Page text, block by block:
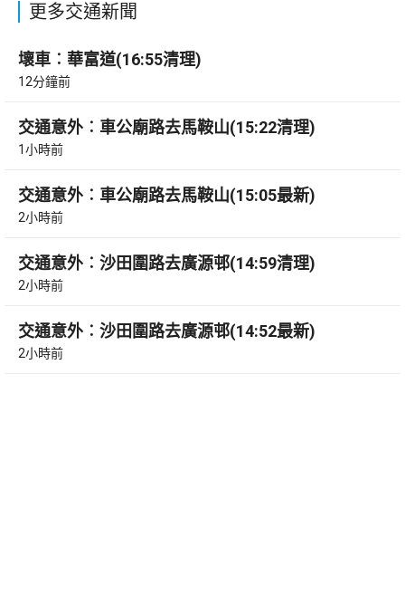
更多交通新聞
壞車︰華富道(16:55清理)
12分鐘前
交通意外︰車公廟路去馬鞍山(15:22清理)
1小時前
交通意外︰車公廟路去馬鞍山(15:05最新)
2小時前
交通意外︰沙田圍路去廣源邨(14:59清理)
2小時前
交通意外︰沙田圍路去廣源邨(14:52最新)
2小時前